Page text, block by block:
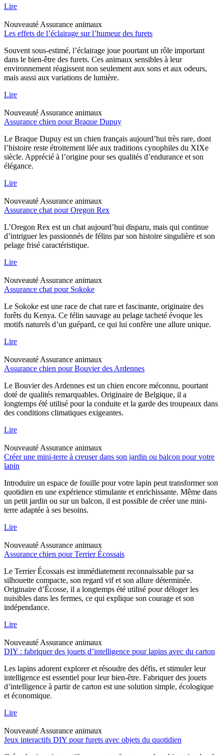
Lire
Nouveauté Assurance animaux
Les effets de l’éclairage sur l’humeur des furets
Souvent sous-estimé, l’éclairage joue pourtant un rôle important
dans le bien-être des furets. Ces animaux sensibles à leur
environnement réagissent non seulement aux sons et aux odeurs,
mais aussi aux variations de lumière.
Lire
Nouveauté Assurance animaux
Assurance chien pour Braque Dupuy
Le Braque Dupuy est un chien français aujourd’hui très rare, dont
l’histoire reste étroitement liée aux traditions cynophiles du XIXe
siècle. Apprécié à l’origine pour ses qualités d’endurance et son
élégance.
Lire
Nouveauté Assurance animaux
Assurance chat pour Oregon Rex
L’Oregon Rex est un chat aujourd’hui disparu, mais qui continue
d’intriguer les passionnés de félins par son histoire singulière et son
pelage frisé caractéristique.
Lire
Nouveauté Assurance animaux
Assurance chat pour Sokoke
Le Sokoke est une race de chat rare et fascinante, originaire des
forêts du Kenya. Ce félin sauvage au pelage tacheté évoque les
motifs naturels d’un guépard, ce qui lui confère une allure unique.
Lire
Nouveauté Assurance animaux
Assurance chien pour Bouvier des Ardennes
Le Bouvier des Ardennes est un chien encore méconnu, pourtant
doté de qualités remarquables. Originaire de Belgique, il a
longtemps été utilisé pour la conduite et la garde des troupeaux dans
des conditions climatiques exigeantes.
Lire
Nouveauté Assurance animaux
Créer une mini-terre à creuser dans son jardin ou balcon pour votre
lapin
Introduire un espace de fouille pour votre lapin peut transformer son
quotidien en une expérience stimulante et enrichissante. Même dans
un petit jardin ou sur un balcon, il est possible de créer une mini-
terre adaptée à ses besoins.
Lire
Nouveauté Assurance animaux
Assurance chien pour Terrier Écossais
Le Terrier Écossais est immédiatement reconnaissable par sa
silhouette compacte, son regard vif et son allure déterminée.
Originaire d’Écosse, il a longtemps été utilisé pour déloger les
nuisibles dans les fermes, ce qui explique son courage et son
indépendance.
Lire
Nouveauté Assurance animaux
DIY : fabriquer des jouets d’intelligence pour lapins avec du carton
Les lapins adorent explorer et résoudre des défis, et stimuler leur
intelligence est essentiel pour leur bien-être. Fabriquer des jouets
d’intelligence à partir de carton est une solution simple, écologique
et économique.
Lire
Nouveauté Assurance animaux
Jeux interactifs DIY pour furets avec objets du quotidien